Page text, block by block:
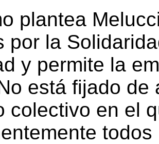
plantea
por la
y permite la
está fijado de
colectivo en el